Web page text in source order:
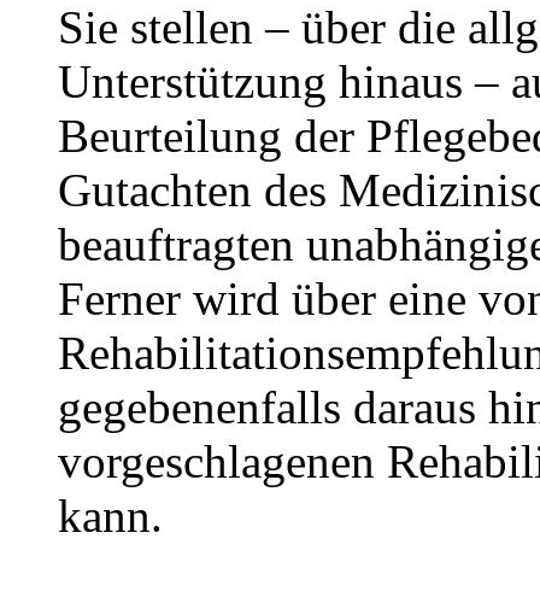
Sie stellen – über die
Unterstützung hinaus –
Beurteilung der
Gutachten des
beauftragten
Ferner wird über eine
gegebenenfalls daraus
vorgeschlagenen
kann.